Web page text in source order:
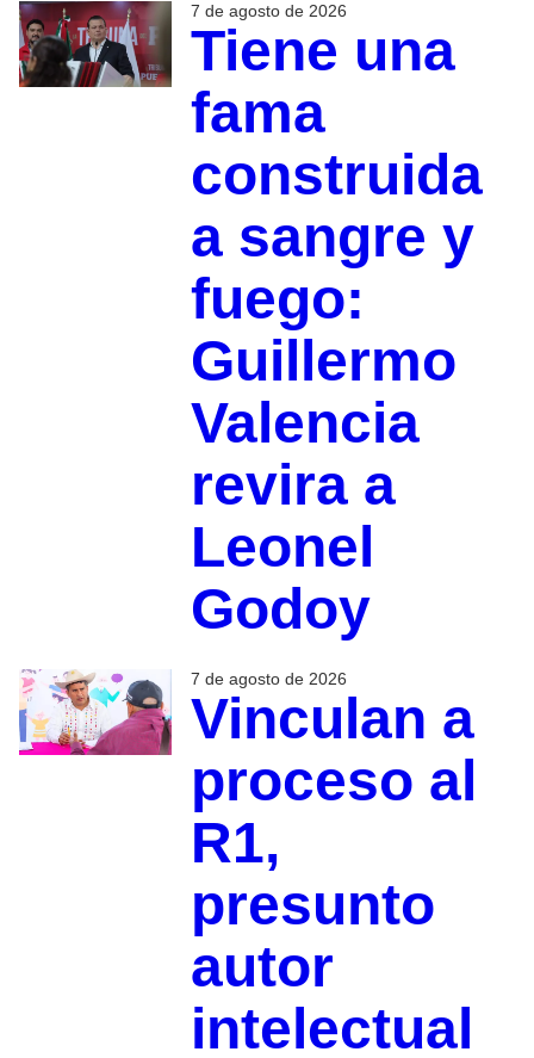
7 de agosto de 2026
Tiene una
fama
construida
a sangre y
fuego:
Guillermo
Valencia
revira a
Leonel
Godoy
7 de agosto de 2026
Vinculan a
proceso al
R1,
presunto
autor
intelectual